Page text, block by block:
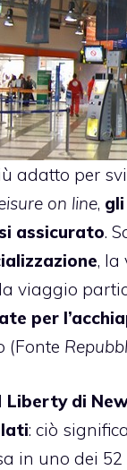
adatto per
on line,
assicurato.
, la
viaggio
per
(Fonte
Liberty di
: ciò
in uno dei